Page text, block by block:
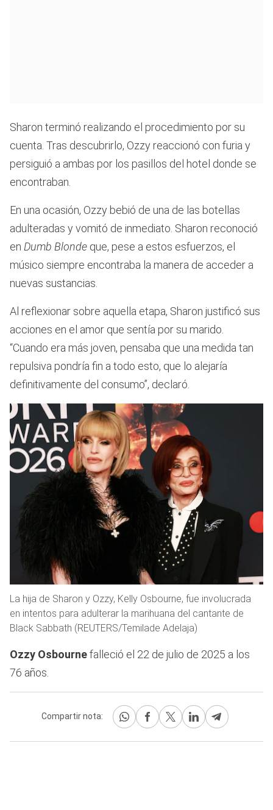
Sharon terminó realizando el procedimiento por su
cuenta. Tras descubrirlo, Ozzy reaccionó con furia y
persiguió a ambas por los pasillos del hotel donde se
encontraban.
En una ocasión, Ozzy bebió de una de las botellas
adulteradas y vomitó de inmediato. Sharon reconoció
en Dumb Blonde que, pese a estos esfuerzos, el
músico siempre encontraba la manera de acceder a
nuevas sustancias.
Al reflexionar sobre aquella etapa, Sharon justificó sus
acciones en el amor que sentía por su marido.
“Cuando era más joven, pensaba que una medida tan
repulsiva pondría fin a todo esto, que lo alejaría
definitivamente del consumo”, declaró.
La hija de Sharon y Ozzy, Kelly Osbourne, fue involucrada
en intentos para adulterar la marihuana del cantante de
Black Sabbath (REUTERS/Temilade Adelaja)
Ozzy Osbournefalleció el 22 de julio de 2025 a los
76 años.
Compartir nota: